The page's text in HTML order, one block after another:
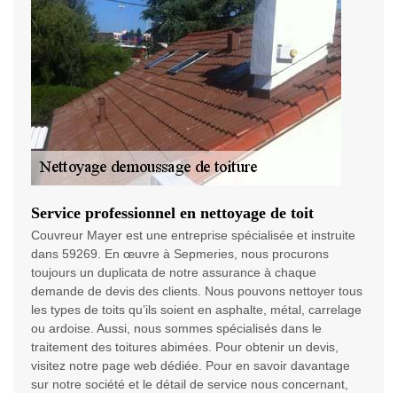
Service professionnel en nettoyage de toit
Couvreur Mayer est une entreprise spécialisée et instruite
dans 59269. En œuvre à Sepmeries, nous procurons
toujours un duplicata de notre assurance à chaque
demande de devis des clients. Nous pouvons nettoyer tous
les types de toits qu’ils soient en asphalte, métal, carrelage
ou ardoise. Aussi, nous sommes spécialisés dans le
traitement des toitures abimées. Pour obtenir un devis,
visitez notre page web dédiée. Pour en savoir davantage
sur notre société et le détail de service nous concernant,